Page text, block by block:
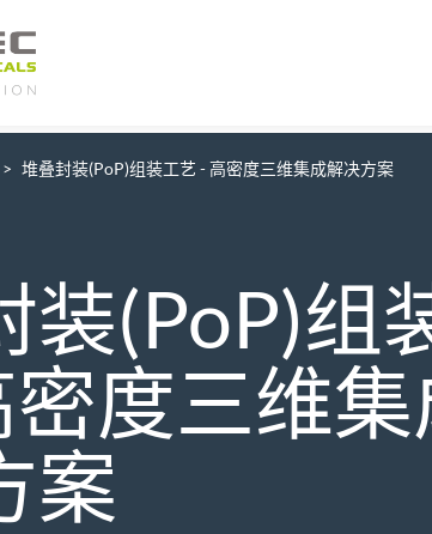
堆叠封装(PoP)组装工艺 - 高密度三维集成解决方案
装(PoP)组
密度三维
案